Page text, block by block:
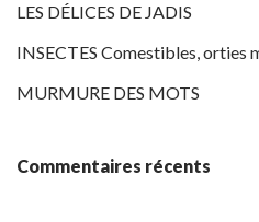
LES DÉLICES DE JADIS
INSECTES Comestibles, orties
MURMURE DES MOTS
Commentaires récents